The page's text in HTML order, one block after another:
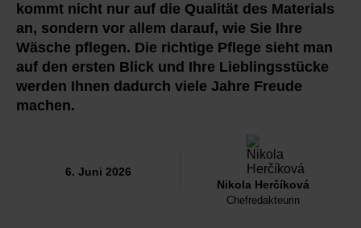
kommt nicht nur auf die Qualität des Materials
an, sondern vor allem darauf, wie Sie Ihre
Wäsche pflegen. Die richtige Pflege sieht man
auf den ersten Blick und Ihre Lieblingsstücke
werden Ihnen dadurch viele Jahre Freude
machen.
6. Juni 2026
Nikola Herčíková
Chefredakteurin